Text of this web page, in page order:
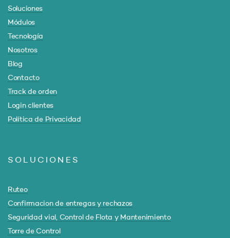
Soluciones
Módulos
Tecnología
Nosotros
Blog
Contacto
Track de orden
Login clientes
Política de Privacidad
SOLUCIONES
Ruteo
Confirmacion de entregas y rechazos
Seguridad vial, Control de Flota y Mantenimiento
Torre de Control